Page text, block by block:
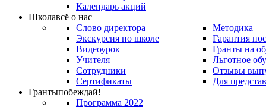
Календарь акций
Школавсё о нас
Слово директора
Экскурсия по школе
Видеоурок
Учителя
Сотрудники
Сертификаты
Методика
Гарантия
Гранты на
Льготное
Отзывы
Для
Грантыпобеждай!
Программа 2022